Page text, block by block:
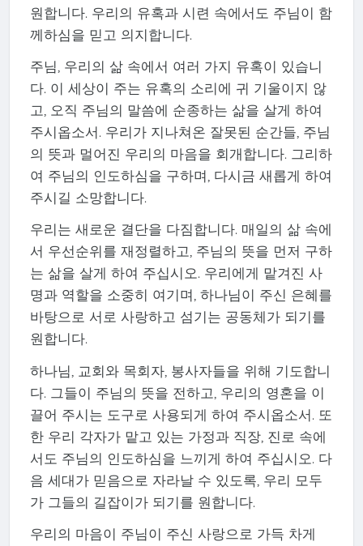
원합니다. 우리의 유혹과 시련 속에서도 주님이 함
께하심을 믿고 의지합니다.
주님, 우리의 삶 속에서 여러 가지 유혹이 있습니
다. 이 세상이 주는 유혹의 소리에 귀 기울이지 않
고, 오직 주님의 말씀에 순종하는 삶을 살게 하여
주시옵소서. 우리가 지나쳐온 잘못된 순간들, 주님
의 뜻과 멀어진 우리의 마음을 회개합니다. 그리하
여 주님의 인도하심을 구하며, 다시금 새롭게 하여
주시길 소망합니다.
우리는 새로운 결단을 다짐합니다. 매일의 삶 속에
서 우선순위를 재정렬하고, 주님의 뜻을 먼저 구하
는 삶을 살게 하여 주십시오. 우리에게 맡겨진 사
명과 역할을 소중히 여기며, 하나님이 주신 은혜를
바탕으로 서로 사랑하고 섬기는 공동체가 되기를
원합니다.
하나님, 교회와 목회자, 봉사자들을 위해 기도합니
다. 그들이 주님의 뜻을 전하고, 우리의 영혼을 이
끌어 주시는 도구로 사용되게 하여 주시옵소서. 또
한 우리 각자가 맡고 있는 가정과 직장, 진로 속에
서도 주님의 인도하심을 느끼게 하여 주십시오. 다
음 세대가 믿음으로 자라날 수 있도록, 우리 모두
가 그들의 길잡이가 되기를 원합니다.
우리의 마음이 주님이 주신 사랑으로 가득 차게